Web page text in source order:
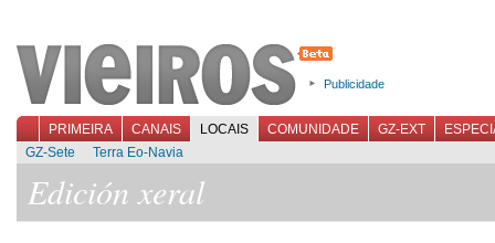
Publicidade
PRIMEIRA CANAIS LOCAIS COMUNIDADE GZ-EXT
GZ-Sete
Terra Eo-Navia
Edición xeral